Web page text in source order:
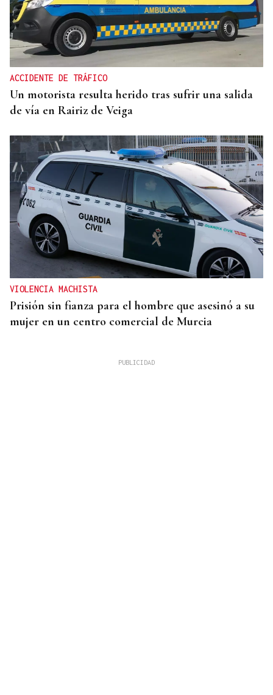
ACCIDENTE DE TRÁFICO
Un motorista resulta herido tras sufrir una salida
de vía en Rairiz de Veiga
VIOLENCIA MACHISTA
Prisión sin fianza para el hombre que asesinó a su
mujer en un centro comercial de Murcia